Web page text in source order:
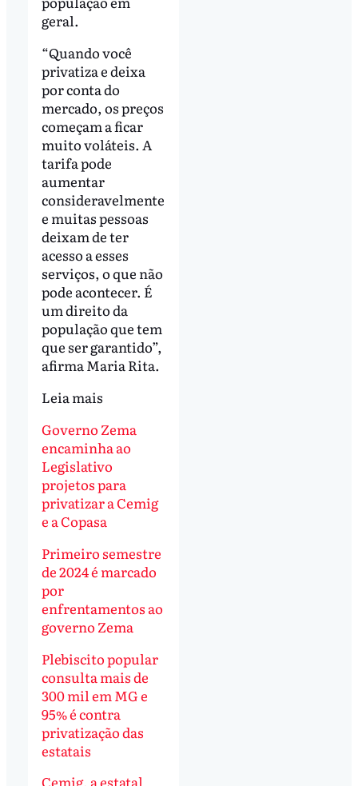
geral.
“Quando você
privatiza e deixa
por conta do
mercado, os preços
começam a ficar
muito voláteis. A
tarifa pode
aumentar
consideravelmente
e muitas pessoas
deixam de ter
acesso a esses
serviços, o que não
pode acontecer. É
um direito da
população que tem
que ser garantido”,
afirma Maria Rita.
Leia mais
Governo Zema
encaminha ao
Legislativo
projetos para
privatizar a Cemig
e a Copasa
Primeiro semestre
de 2024 é marcado
por
enfrentamentos ao
governo Zema
Plebiscito popular
consulta mais de
300 mil em MG e
95% é contra
privatização das
estatais
Cemig, a estatal